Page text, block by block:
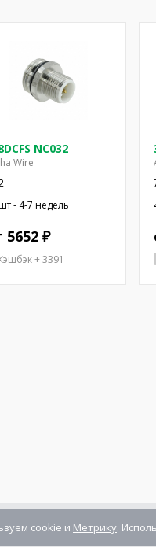
NC032
Wire
- 4-7 недель
5652 ₽
+ 3391
cookie и Метрику.